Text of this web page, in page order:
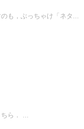
も，ぶっちゃけ「ネタ...
ら． ...